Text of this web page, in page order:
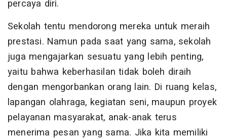
percaya diri.
Sekolah tentu mendorong mereka untuk meraih
prestasi. Namun pada saat yang sama, sekolah
juga mengajarkan sesuatu yang lebih penting,
yaitu bahwa keberhasilan tidak boleh diraih
dengan mengorbankan orang lain. Di ruang kelas,
lapangan olahraga, kegiatan seni, maupun proyek
pelayanan masyarakat, anak-anak terus
menerima pesan yang sama. Jika kita memiliki